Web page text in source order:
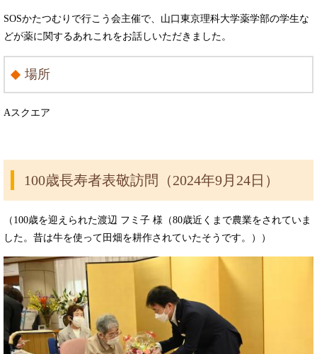
SOSかたつむりで行こう会主催で、山口東京理科大学薬学部の学生な
どが薬に関するあれこれをお話しいただきました。
場所
Aスクエア
100歳長寿者表敬訪問（2024年9月24日）
（100歳を迎えられた渡辺 フミ子 様（80歳近くまで農業をされていま
した。昔は牛を使って田畑を耕作されていたそうです。））